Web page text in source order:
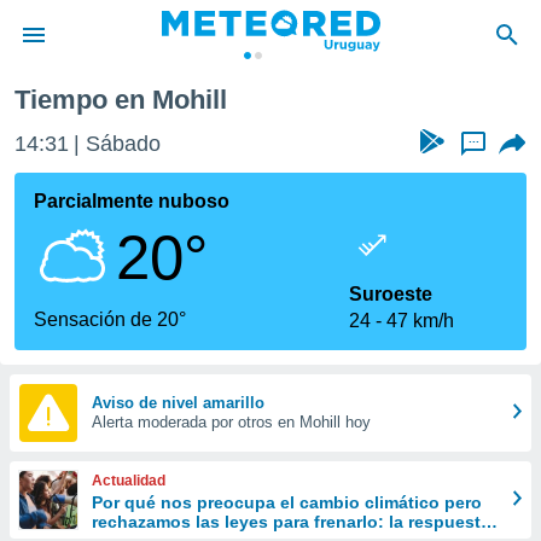
de
ha
que se
calidad.
a este
las
y
forma
digital
basada
Tiempo en Mohill
14:31 Sábado ...
Parcialmente nuboso
20°
Sensación de 20°
Suroeste
24
47 km/h
Aviso de nivel amarillo
Alerta moderada por otros en Mohill hoy
Actualidad
Por qué nos preocupa el cambio climático pero
rechazamos las leyes para frenarlo: la respuesta